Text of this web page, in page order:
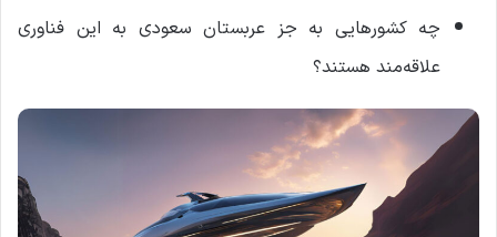
چه کشورهایی به جز عربستان سعودی به این فناوری
علاقه‌مند هستند؟